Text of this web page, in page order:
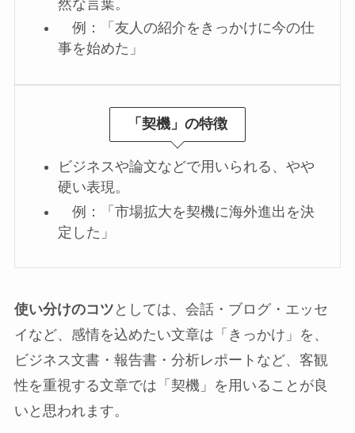
然な言葉。
例：「友人の紹介をきっかけに今の仕
事を始めた」
「契機」 の特徴
ビジネスや論文などで用いられる、やや
硬い表現。
例：「市場拡大を契機に海外進出を決
定した」
使い分けのコツ としては、会話・ブログ・エッセ
イなど、感情を込めたい文章は「きっかけ」を、
ビジネス文書・報告書・分析レポートなど、客観
性を重視する文章では「契機」を用いることが良
いと思われます。